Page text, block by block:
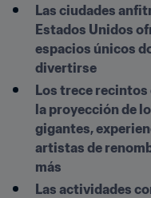
Las ciudades
Estados Unidos
espacios únicos
divertirse
Los trece
la proyección de
gigantes,
artistas de
más
Las actividades